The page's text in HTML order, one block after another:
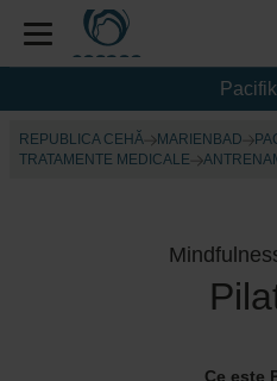
Pacifik
REPUBLICA CEHĂ MARIENBAD
TRATAMENTE MEDICALE
Ce este